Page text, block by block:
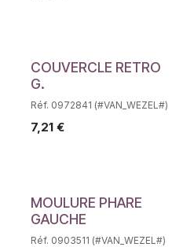
Déstockage
COUVERCLE RETRO
G.
Réf. 0972841 (#VAN_WEZEL#)
7,21€
Déstockage
MOULURE PHARE
GAUCHE
Réf. 0903511 (#VAN_WEZEL#)